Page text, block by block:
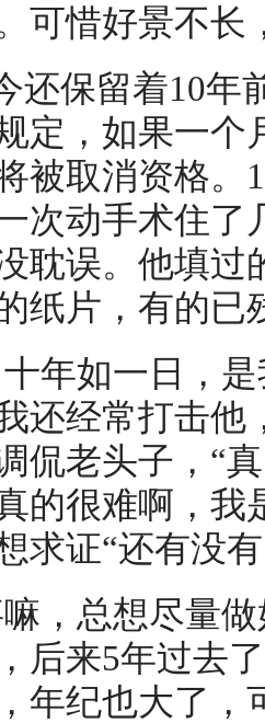
可惜好景不长
还保留着10年
定，如果一个
被取消资格。
次动手术住了
耽误。他填过
纸片，有的已
年如一日，
还经常打击他
侃老头子，“
的很难啊，我
求证“还有没
，总想尽量
后来5年过去
年纪也大了，